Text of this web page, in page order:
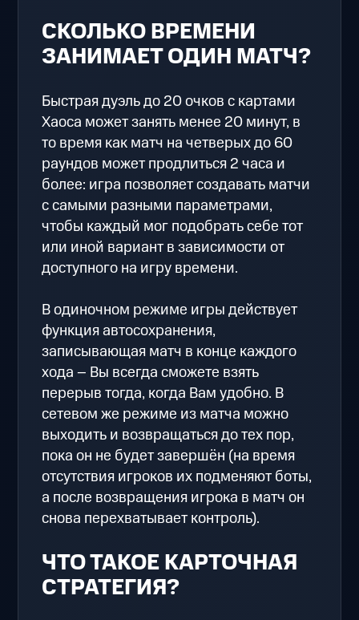
СКОЛЬКО ВРЕМЕНИ
ЗАНИМАЕТ ОДИН МАТЧ?
Быстрая дуэль до 20 очков с картами
Хаоса может занять менее 20 минут, в
то время как матч на четверых до 60
раундов может продлиться 2 часа и
более: игра позволяет создавать матчи
с самыми разными параметрами,
чтобы каждый мог подобрать себе тот
или иной вариант в зависимости от
доступного на игру времени.
В одиночном режиме игры действует
функция автосохранения,
записывающая матч в конце каждого
хода – Вы всегда сможете взять
перерыв тогда, когда Вам удобно. В
сетевом же режиме из матча можно
выходить и возвращаться до тех пор,
пока он не будет завершён (на время
отсутствия игроков их подменяют боты,
а после возвращения игрока в матч он
снова перехватывает контроль).
ЧТО ТАКОЕ КАРТОЧНАЯ
СТРАТЕГИЯ?